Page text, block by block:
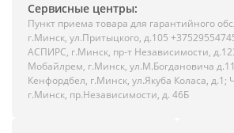
Сервисные центры:
Пункт приема товара для гарантийного
г.Минск, ул.Притыцкого, д.105
АСПИРС, г.Минск, пр-т Независимости,
Мобайлрем, г.Минск, ул.М.Богдановича
Кенфордбел, г.Минск, ул.Якуба Коласа,
г.Минск, пр.Независимости, д. 46Б